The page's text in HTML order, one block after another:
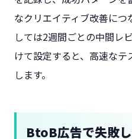
なクリエイティブ改善につ
しては2週間ごとの中間レ
けて設定すると、高速な
します。
BtoB広告で失敗